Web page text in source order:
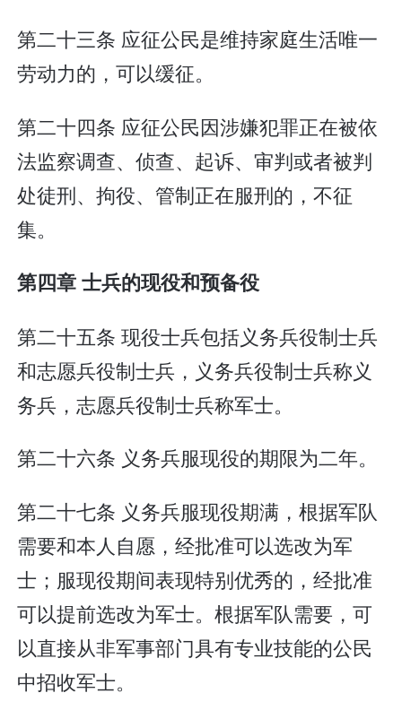
第二十三条 应征公民是维持家庭生活唯一
劳动力的，可以缓征。
第二十四条 应征公民因涉嫌犯罪正在被依
法监察调查、侦查、起诉、审判或者被判
处徒刑、拘役、管制正在服刑的，不征
集。
第四章 士兵的现役和预备役
第二十五条 现役士兵包括义务兵役制士兵
和志愿兵役制士兵，义务兵役制士兵称义
务兵，志愿兵役制士兵称军士。
第二十六条 义务兵服现役的期限为二年。
第二十七条 义务兵服现役期满，根据军队
需要和本人自愿，经批准可以选改为军
士；服现役期间表现特别优秀的，经批准
可以提前选改为军士。根据军队需要，可
以直接从非军事部门具有专业技能的公民
中招收军士。